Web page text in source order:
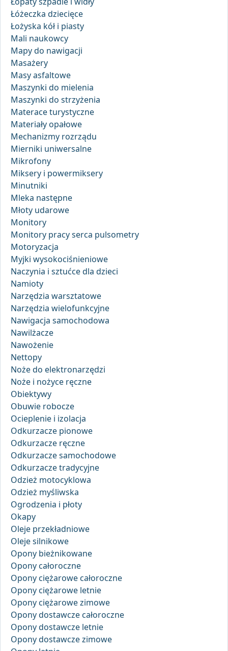
Łóżeczka dziecięce
Łożyska kół i piasty
Mali naukowcy
Mapy do nawigacji
Masażery
Masy asfaltowe
Maszynki do mielenia
Maszynki do strzyżenia
Materace turystyczne
Materiały opałowe
Mechanizmy rozrządu
Mierniki uniwersalne
Mikrofony
Miksery i powermiksery
Minutniki
Mleka następne
Młoty udarowe
Monitory
Monitory pracy serca pulsometry
Motoryzacja
Myjki wysokociśnieniowe
Naczynia i sztućce dla dzieci
Namioty
Narzędzia warsztatowe
Narzędzia wielofunkcyjne
Nawigacja samochodowa
Nawilżacze
Nawożenie
Nettopy
Noże do elektronarzędzi
Noże i nożyce ręczne
Obiektywy
Obuwie robocze
Ocieplenie i izolacja
Odkurzacze pionowe
Odkurzacze ręczne
Odkurzacze samochodowe
Odkurzacze tradycyjne
Odzież motocyklowa
Odzież myśliwska
Ogrodzenia i płoty
Okapy
Oleje przekładniowe
Oleje silnikowe
Opony bieżnikowane
Opony całoroczne
Opony ciężarowe całoroczne
Opony ciężarowe letnie
Opony ciężarowe zimowe
Opony dostawcze całoroczne
Opony dostawcze letnie
Opony dostawcze zimowe